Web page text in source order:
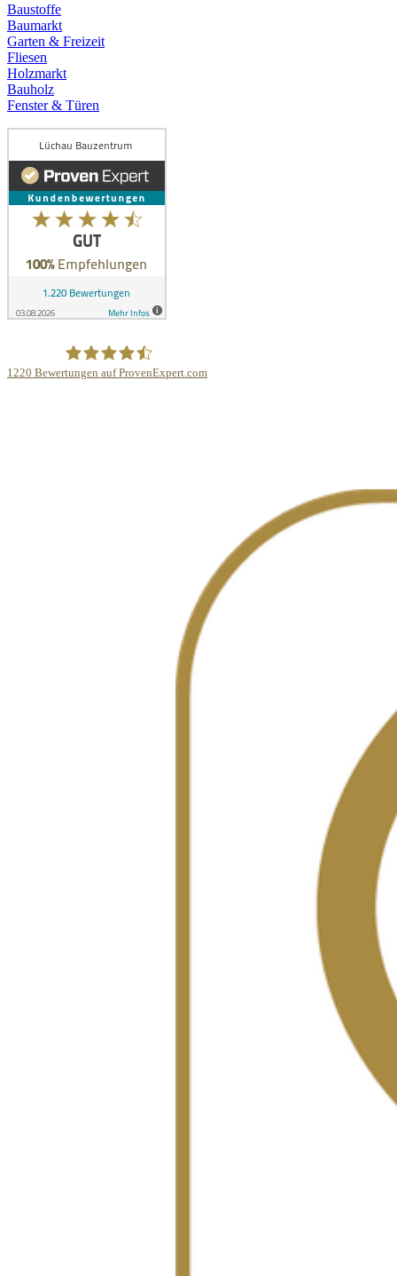
Baustoffe
Baumarkt
Garten & Freizeit
Fliesen
Holzmarkt
Bauholz
Fenster & Türen
1220 Bewertungen auf ProvenExpert.com